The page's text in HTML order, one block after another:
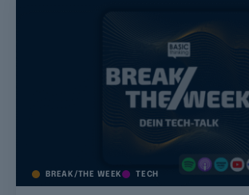
BREAK/THE WEEK TECH